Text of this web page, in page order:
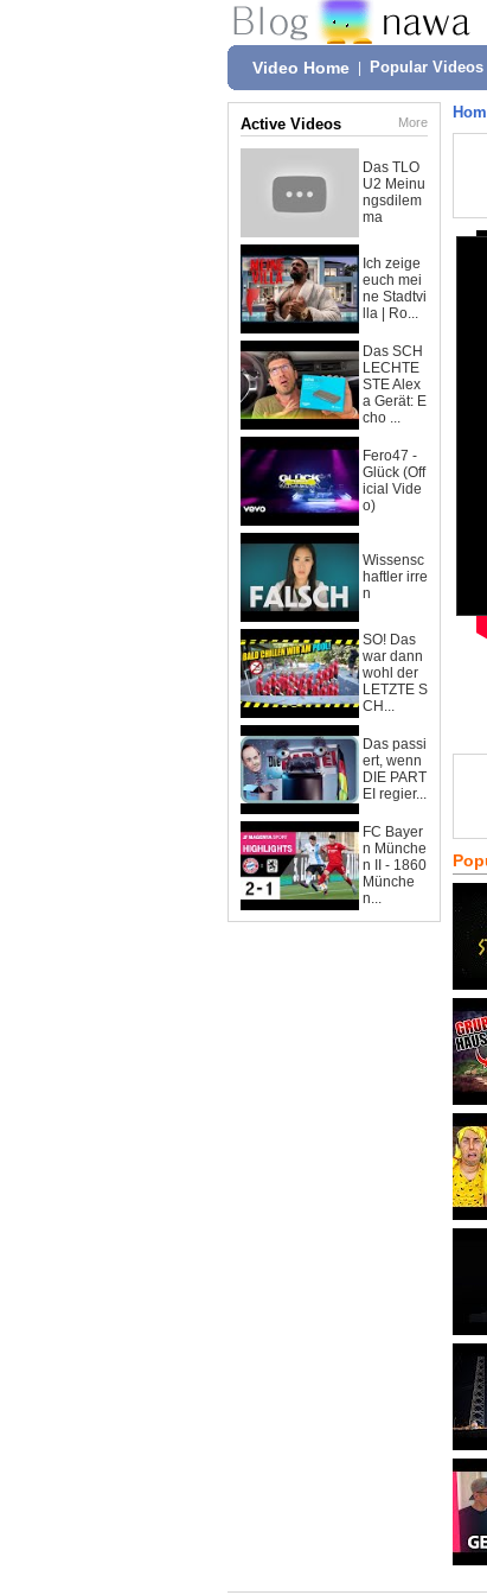
Video Home Popular Videos
Active Videos More
Das TLO
U2 Meinu
ngsdilem
ma
Ich zeige
euch mei
ne Stadtvi
lla | Ro...
Das SCH
LECHTE
STE Alex
a Gerät: E
cho ...
Fero47 -
Glück (Off
icial Vide
o)
Wissensc
haftler irre
n
SO! Das
war dann
wohl der
LETZTE S
CH...
Das passi
ert, wenn
DIE PART
EI regier...
FC Bayer
n Münche
n II - 1860
Münche
n...